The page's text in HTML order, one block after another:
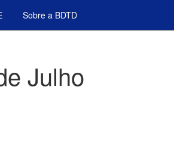
Sobre a BDTD
Julho